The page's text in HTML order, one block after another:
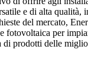
e di alta qualità,
del mercato,
fotovoltaica per
di prodotti delle